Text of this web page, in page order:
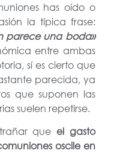
has oído o
la típica frase:
parece una boda»
entre ambas
sí es cierto que
parecida, ya
que suponen las
suelen repetirse.
queel gasto
oscile en